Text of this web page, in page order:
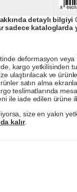
detaylı bilgiyi
sadece
deformasyon
kargo yetkilisinden
ulaştırılacak ve
satın alma
teslimatlarında
ile iade edilen ürüne
size en yakın
kalır.